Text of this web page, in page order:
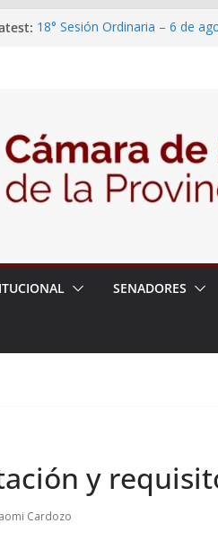
18° Sesión Ordinaria – 6 de
Expte. Nº 90-34.516/2026 –
de Protección y Control
SENADORES
y
Cardozo